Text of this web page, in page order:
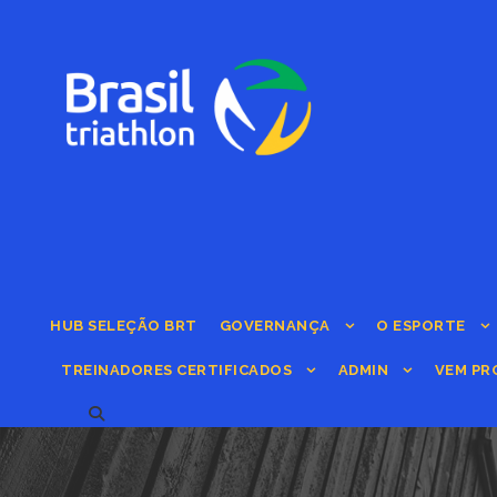
HUB SELEÇÃO BRT GOVERNANÇA O ESPORTE
TREINADORES CERTIFICADOS ADMIN VEM